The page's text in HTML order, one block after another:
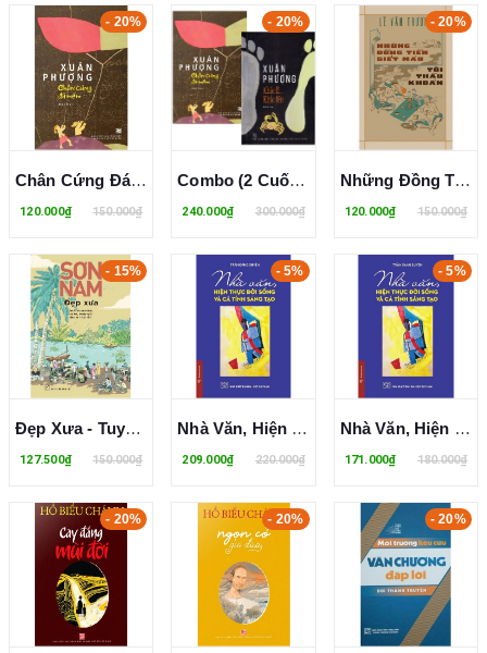
- 20%
Chân Cứng Đá Mềm (Hồi Ký) Xuân Phượng
120.000₫ 150.000₫
- 20%
Combo (2 Cuốn Sách) Chân Cứng Đá Mềm (Hồi Ký) + Khắc Đi Khắc Đến (Xuân Phượng)
240.000₫ 300.000₫
- 20%
Những Đồng Tiền Siết Máu - Tôi Thầu Khoán - Lê Văn Trương
120.000₫ 150.000₫
- 15%
Đẹp Xưa - Tuyển Các Biên Khảo, Tùy Bút, Truyện Ngắn Chưa In Thành Sách
127.500₫ 150.000₫
- 5%
Nhà Văn, Hiện Thực Đời Sống Và Cá Tính Sáng Tạo (Bìa Cứng) Trần Đăng Suyền
209.000₫ 220.000₫
- 5%
Nhà Văn, Hiện Thực Đời Sống Và Cá Tính Sáng Tạo - Trần Đăng Suyền
171.000₫ 180.000₫
- 20% - 20% - 20%